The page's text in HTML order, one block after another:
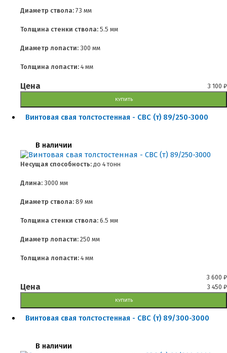
Диаметр ствола: 73 мм
Толщина стенки ствола: 5.5 мм
Диаметр лопасти: 300 мм
Толщина лопасти: 4 мм
Цена 3 100 ₽
КУПИТЬ
Винтовая свая толстостенная - СВС (т) 89/250-3000
В наличии
Несущая способность: до 4 тонн
Длина: 3000 мм
Диаметр ствола: 89 мм
Толщина стенки ствола: 6.5 мм
Диаметр лопасти: 250 мм
Толщина лопасти: 4 мм
3 600 ₽
Цена 3 450 ₽
КУПИТЬ
Винтовая свая толстостенная - СВС (т) 89/300-3000
В наличии